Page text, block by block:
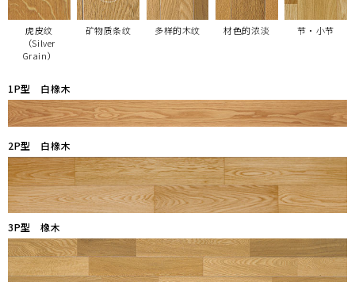
虎皮纹
（Silver
Grain）
矿物质条纹 多样的木纹 材色的浓淡 节・小节
1P型 白橡木
2P型 白橡木
3P型 橡木